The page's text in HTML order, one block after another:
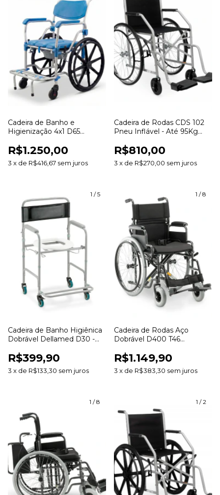
Cadeira de Banho e
Higienização 4x1 D65
R$1.250,00
3 x de R$416,67 sem juros
Cadeira de Rodas CDS 102
Pneu Inflável - Até 95Kg
R$810,00
3 x de R$270,00 sem juros
1 /5
Cadeira de Banho Higiênica
Dobrável Dellamed D30 -
R$399,90
3 x de R$133,30 sem juros
1 /8
Cadeira de Rodas Aço
Dobrável D400 T46
Assento 46cm
R$1.149,90
3 x de R$383,30 sem juros
1 /8 1 /2